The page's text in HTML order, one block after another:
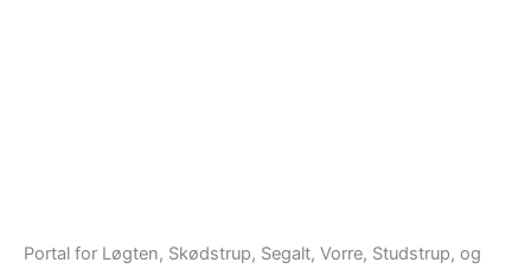
Portal for Løgten, Skødstrup, Segalt, Vorre, Studstrup, og